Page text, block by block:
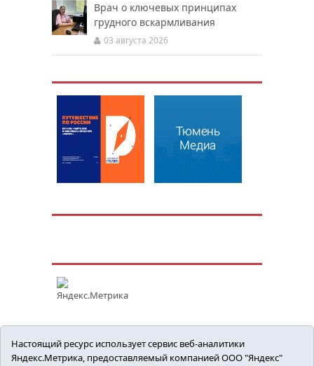
Врач о ключевых принципах
грудного вскармливания
03 августа 2026
Настоящий ресурс использует сервис веб-аналитики
Яндекс.Метрика, предоставляемый компанией ООО "Яндекс"